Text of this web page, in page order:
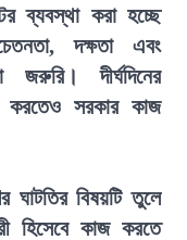
ব্যবস্থা করা হচ্ছে
দক্ষতা এবং
জরুরি। দীর্ঘদিনের
করতেও সরকার কাজ
ঘাটতির বিষয়টি তুলে
হিসেবে কাজ করতে